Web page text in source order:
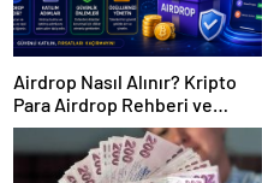
Airdrop Nasıl Alınır? Kripto
Para Airdrop Rehberi ve
Güvenli Katılım Yöntemleri